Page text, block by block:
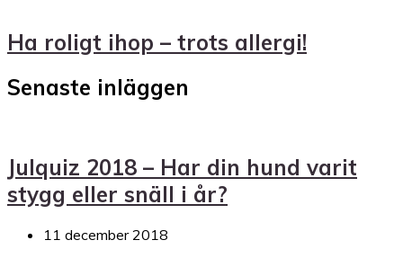
Ha roligt ihop – trots allergi!
Senaste inläggen
Julquiz 2018 – Har din hund varit
stygg eller snäll i år?
11 december 2018